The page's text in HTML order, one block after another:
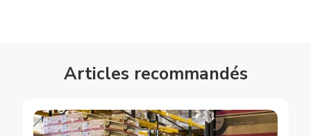
Articles recommandés